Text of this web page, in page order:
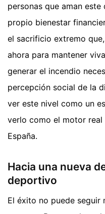
personas que aman
propio bienestar
el sacrificio extremo
ahora para mantener
generar el incendio
percepción social de la
ver este nivel como un
verlo como el motor
España.
Hacia una nueva
deportivo
El éxito no puede seguir